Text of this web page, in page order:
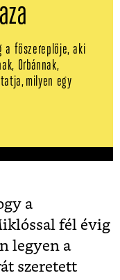
a főszereplője, aki
Orbánnak,
milyen egy
a
fél évig
legyen a
szeretett